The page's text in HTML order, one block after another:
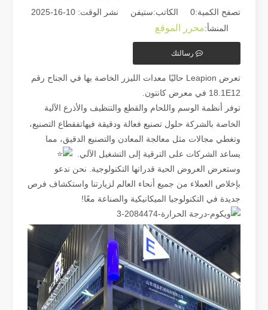
دليل 2026: كيف تُحدث آلات قطع أنابيب الألياف بالليزر ثورة في تصنيع الأنابيب في عالم تصنيع المعادن سريع التطور، لم تعد الكفاءة والدقة مجرد 'مزايا تنافسية' - بل أصبحت متطلبات البقاء. إذا كانت ورشتك لا تزال تعتمد على النشر التقليدي،
ما هو قطع الأنبوب بالليزر？
يعد قطع الأنابيب بالليزر تقنية أساسية في الصناعة التحويلية سريعة
تصفح الكمية:0
الكاتب:ستيفن نشر الوقت: 10-16-2025
المنشأ:محرر الموقع
رسالتك
تعرض Leapion حاليًا معدات الليزر الخاصة بها في الجناح رقم
18.1E12 في معرض كانتون.
توفر أنظمة الوسم واللحام والقطع والتنظيف والأذرع الآلية
الخاصة بالشركة حلول تصنيع فعالة ودقيقة فيهاتفقطاع التصنيع،
وتغطي مجالات مثل معالجة المعادن والتصنيع الدقيق، مما
يساعد الشركات على الترقية إلى التشغيل الآلي.
وستعرض العروض الحية قدراتها التكنولوجية. نحن ندعو
بإخلاص العملاء من جميع أنحاء العالم لزيارتنا واستكشاف فرص
جديدة في التكنولوجيا الميكانيكية والصناعة معًا!